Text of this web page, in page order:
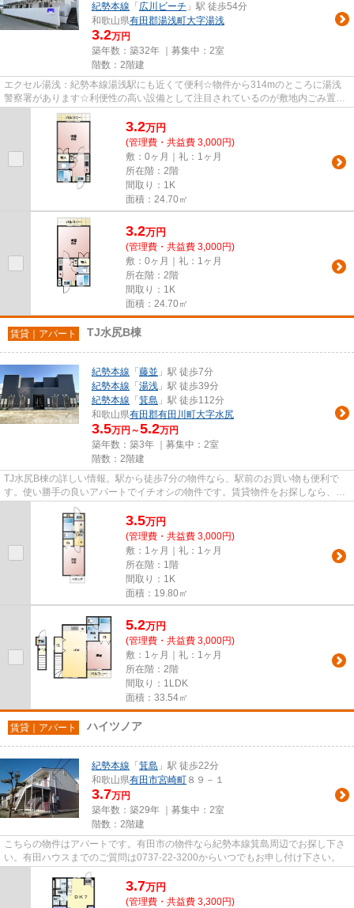
紀勢本線 「 広川ビーチ 」駅 徒歩54分
和歌山県有田郡湯浅町大字湯浅
3.2万円
築年数：築32年 ｜募集中： 2室
階数：2階建
エクセル湯浅：紀勢本線湯浅駅にも近くて便利☆物件から314mのところに湯浅
警察署があります☆利便性の高い設備として注目されているのが敷地内ごみ置き
場です☆こちらの物件はアパートで...
3.2万円
(管理費・共益費 3,000円)
敷：0ヶ月｜礼：1ヶ月
所在階：2階
間取り：1K
面積：24.70㎡
3.2万円
(管理費・共益費 3,000円)
敷：0ヶ月｜礼：1ヶ月
所在階：2階
間取り：1K
面積：24.70㎡
賃貸｜アパート TJ水尻B棟
紀勢本線 「 藤並 」駅 徒歩7分
紀勢本線 「 湯浅 」駅 徒歩39分
紀勢本線 「 箕島 」駅 徒歩112分
和歌山県有田郡有田川町大字水尻
3.5万円～5.2万円
築年数：築3年 ｜募集中： 2室
階数：2階建
TJ水尻B棟の詳しい情報。駅から徒歩7分の物件なら、駅前のお買い物も便利で
す。使い勝手の良いアパートでイチオシの物件です。賃貸物件をお探しなら、当
社にお任せ下さい。こだわりや...
3.5万円
(管理費・共益費 3,000円)
敷：1ヶ月｜礼：1ヶ月
所在階：1階
間取り：1K
面積：19.80㎡
5.2万円
(管理費・共益費 3,000円)
敷：1ヶ月｜礼：1ヶ月
所在階：2階
間取り：1LDK
面積：33.54㎡
賃貸｜アパート ハイツノア
紀勢本線 「 箕島 」駅 徒歩22分
和歌山県有田市宮崎町 ８９－１
3.7万円
築年数：築29年 ｜募集中： 2室
階数：2階建
こちらの物件はアパートです。有田市の物件なら紀勢本線箕島周辺でお探し下さ
い。有田ハウスまでのご質問は0737-22-3200からいつでもお申し付け下さい。
3.7万円
(管理費・共益費 3,300円)